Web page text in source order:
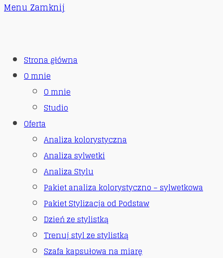
Menu Zamknij
Strona główna
O mnie
O mnie
Studio
Oferta
Analiza kolorystyczna
Analiza sylwetki
Analiza Stylu
Pakiet analiza kolorystyczno – sylwetkowa
Pakiet Stylizacja od Podstaw
Dzień ze stylistką
Trenuj styl ze stylistką
Szafa kapsułowa na miarę